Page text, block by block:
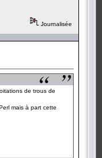
Journalisée
de trous de
mais à part cette